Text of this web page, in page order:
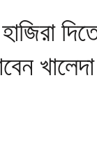
খালেদা